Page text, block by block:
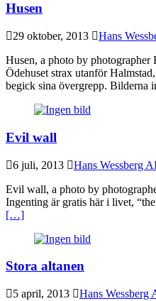
Husen
29 oktober, 2013 Hans
Husen, a photo by photographer
Ödehuset strax utanför
begick sina övergrepp. Bilderna
Evil wall
6 juli, 2013 Hans Wessberg
Evil wall, a photo by
Ingenting är gratis här i livet,
[…]
Stora altanen
5 april, 2013 Hans Wessberg